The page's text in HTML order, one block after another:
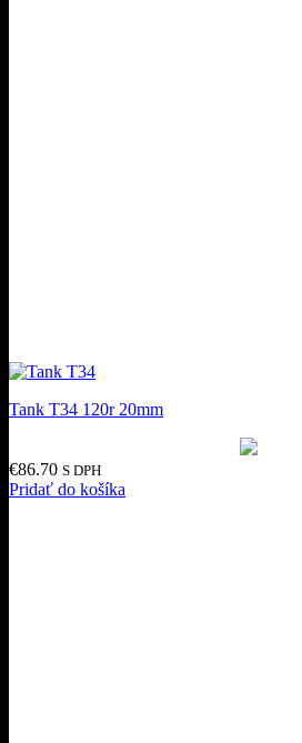
Tank T34 120r 20mm
€86.70 S DPH
Pridať do košíka